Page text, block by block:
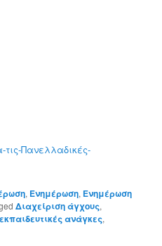
Πανελλαδικές-
, Ενημέρωση, Ενημέρωση
Διαχείριση άγχους,
ανάγκες,